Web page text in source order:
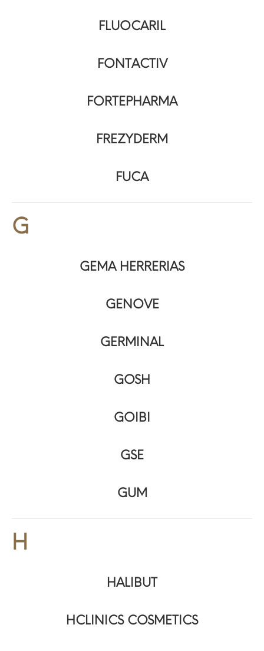
FLUOCARIL
FONTACTIV
FORTEPHARMA
FREZYDERM
FUCA
G
GEMA HERRERIAS
GENOVE
GERMINAL
GOSH
GOIBI
GSE
GUM
H
HALIBUT
HCLINICS COSMETICS